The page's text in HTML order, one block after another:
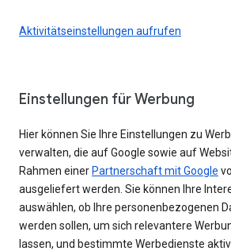
Aktivitätseinstellungen aufrufen
Einstellungen für Werbung
Hier können Sie Ihre Einstellungen zu
verwalten, die auf Google sowie auf
Rahmen einer Partnerschaft mit Google
ausgeliefert werden. Sie können Ihre
auswählen, ob Ihre personenbezogenen
werden sollen, um sich relevantere
lassen, und bestimmte Werbedienste